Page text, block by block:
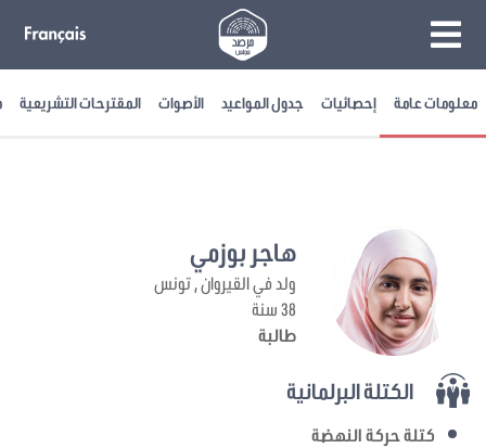
معلومات عامة إحصائيات جدول المواعيد الأصوات المقترحات التشريعية
هاجر بوزمي
ولد في القيروان , تونس
38 سنة
طالبة
الكتلة البرلمانية
كتلة حركة النهضة